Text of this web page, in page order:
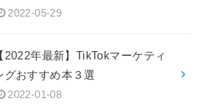
2022-05-29
【2022年最新】TikTokマーケティ
グおすすめ本３選
2022-01-08